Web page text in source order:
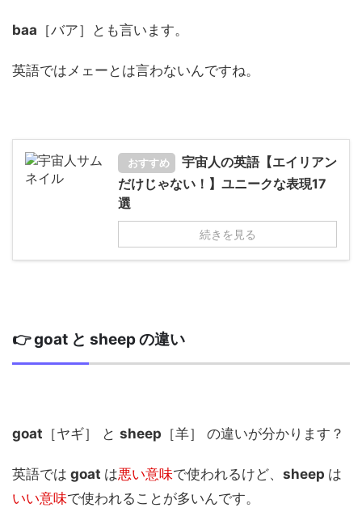
baa ［バア］とも言います。
英語ではメェーとは言わないんですね。
おすすめ
宇宙人の英語【エイリアン
だけじゃない！】ユニークな表現17
選
続きを見る
👉 goat と sheep の違い
goat ［ヤギ］ と sheep ［羊］ の違いが分かります？
英語では goat は悪い意味で使われるけど、 sheep は
いい意味で使われることが多いんです。